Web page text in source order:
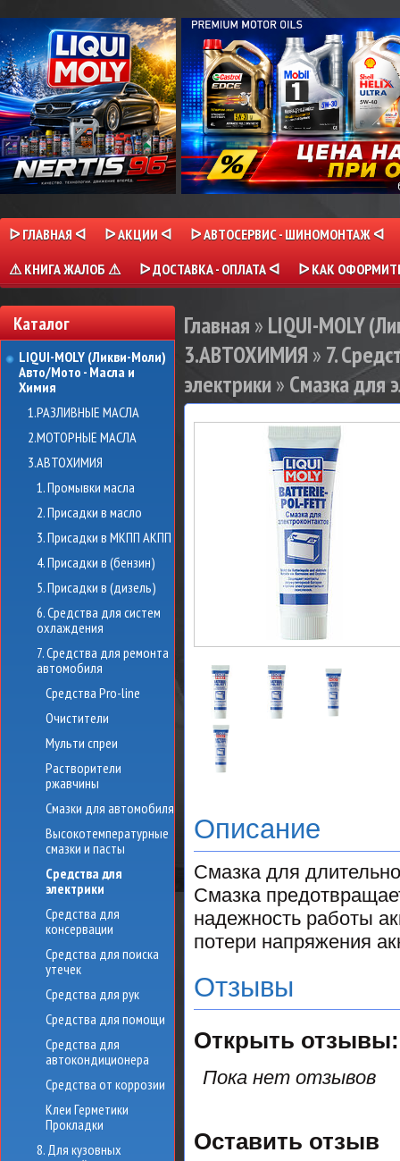
ᐅ ГЛАВНАЯ ᐊ ᐅ АКЦИИ ᐊ
ᐅ АВТОСЕРВИС - ШИНОМОНТАЖ ᐊ
⚠ КНИГА ЖАЛОБ ⚠
ᐅ ДОСТАВКА - ОПЛАТА ᐊ ᐅ КАК
Каталог
LIQUI-MOLY (Ликви-Моли)
Авто/Мото - Масла и
Химия
1.РАЗЛИВНЫЕ МАСЛА
2.МОТОРНЫЕ МАСЛА
3.АВТОХИМИЯ
1. Промывки масла
2. Присадки в масло
3. Присадки в МКПП АКПП
4. Присадки в (бензин)
5. Присадки в (дизель)
6. Средства для систем
охлаждения
7. Средства для ремонта
автомобиля
Средства Pro-line
Очистители
Мульти спреи
Растворители
ржавчины
Смазки для автомобиля
Высокотемпературные
смазки и пасты
Средства для
электрики
Средства для
консервации
Средства для поиска
утечек
Средства для рук
Средства для помощи
Средства для
автокондиционера
Средства от коррозии
Клеи Герметики
Прокладки
8. Для кузовных
Главная » LIQUI-MOLY
3.АВТОХИМИЯ » 7.
электрики » Смазка для
Описание
Смазка для
Смазка
надежность работы
потери напряжения
Отзывы
Открыть
Пока нет отзывов
Оставить отзыв